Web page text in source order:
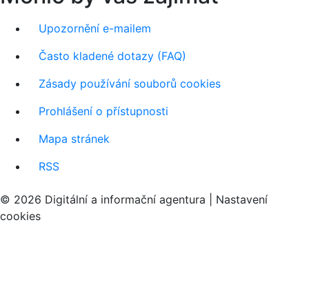
Upozornění e-mailem
Často kladené dotazy (FAQ)
Zásady používání souborů cookies
Prohlášení o přístupnosti
Mapa stránek
RSS
© 2026 Digitální a informační agentura | Nastavení
cookies